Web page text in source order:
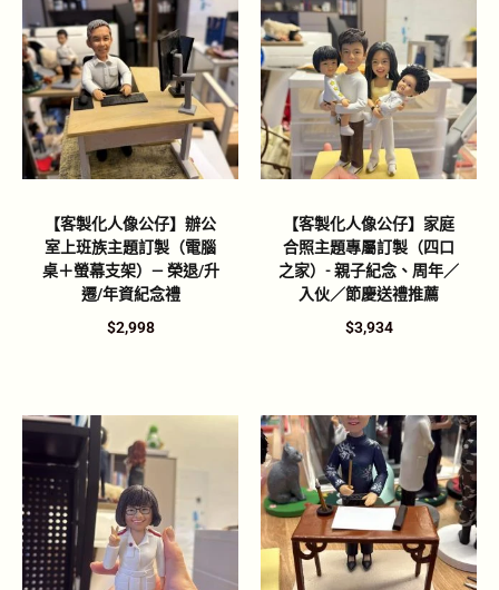
【客製化人像公仔】辦公
室上班族主題訂製（電腦
桌＋螢幕支架）— 榮退/升
遷/年資紀念禮
$2,998
【客製化人像公仔】家庭
合照主題專屬訂製（四口
之家）- 親子紀念、周年／
入伙／節慶送禮推薦
$3,934